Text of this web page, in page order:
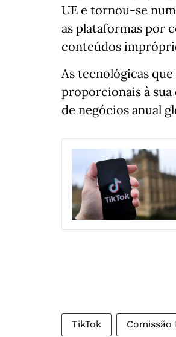
UE e tornou-se
as plataformas por
conteúdos
As tecnológicas
proporcionais à sua
de negócios anual
TikTok Comissão